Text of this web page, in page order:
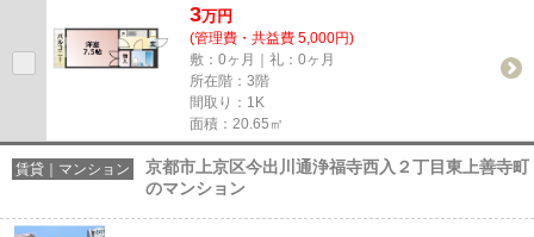
3万円
(管理費・共益費 5,000円)
敷：0ヶ月｜礼：0ヶ月
所在階：3階
間取り：1K
面積：20.65㎡
賃貸｜マンション
京都市上京区今出川通浄福寺西入２丁目東上善寺町
のマンション